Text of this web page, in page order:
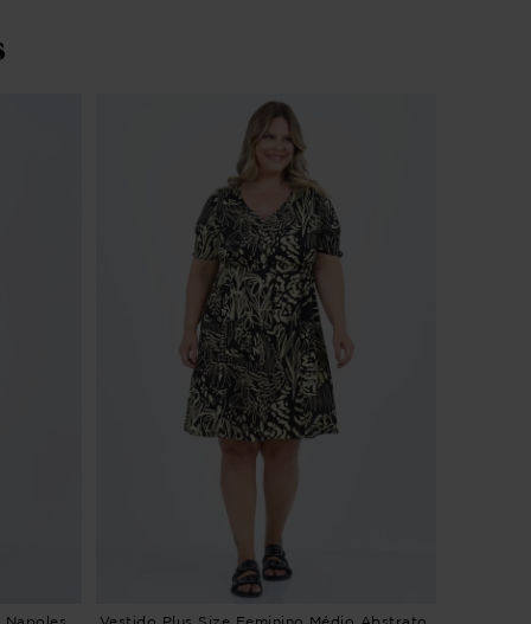
Napoles Vestido Plus Size Feminino Médio Abstrato